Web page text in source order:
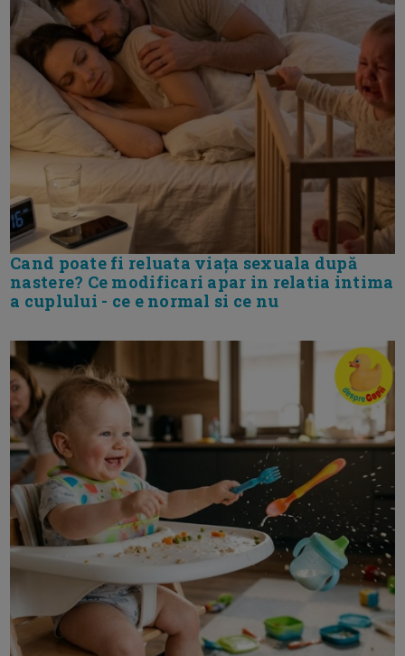
Cand poate fi reluata viața sexuala după
nastere? Ce modificari apar in relatia intima
a cuplului - ce e normal si ce nu